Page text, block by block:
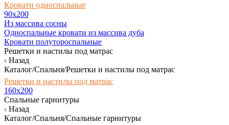
Кровати односпальные
90х200
Из массива сосны
Односпальные кровати из массива дуба
Кровати полутороспальные
Решетки и настилы под матрас
Назад
Каталог/Спальня/Решетки и настилы под матрас
Решетки и настилы под матрас
160х200
Спальные гарнитуры
Назад
Каталог/Спальня/Спальные гарнитуры